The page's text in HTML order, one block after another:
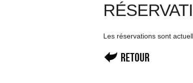
Les réservations sont
Retour